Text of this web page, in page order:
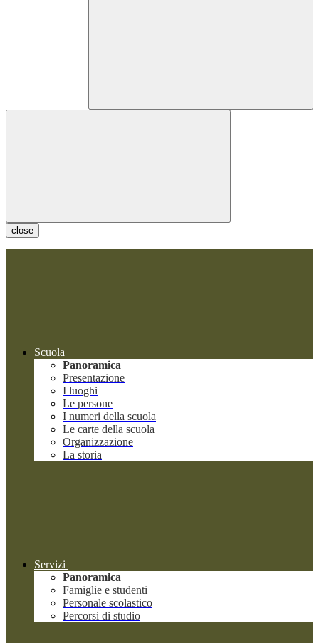
close
Scuola
Panoramica
Presentazione
I luoghi
Le persone
I numeri della scuola
Le carte della scuola
Organizzazione
La storia
Servizi
Panoramica
Famiglie e studenti
Personale scolastico
Percorsi di studio